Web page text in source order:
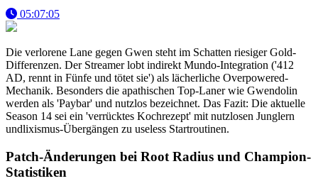
05:07:05
Die verlorene Lane gegen Gwen steht im Schatten riesiger Gold-
Differenzen. Der Streamer lobt indirekt Mundo-Integration ('412
AD, rennt in Fünfe und tötet sie') als lächerliche Overpowered-
Mechanik. Besonders die apathischen Top-Laner wie Gwendolin
werden als 'Paybar' und nutzlos bezeichnet. Das Fazit: Die aktuelle
Season 14 sei ein 'verrücktes Kochrezept' mit nutzlosen Junglern
undlixismus-Übergängen zu useless Startroutinen.
Patch-Änderungen bei Root Radius und Champion-
Statistiken